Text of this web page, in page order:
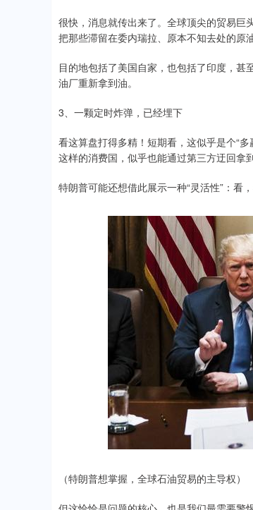
很快，消息就传出来了。全球顶尖的贸易巨
把那些滞留在委内瑞拉、原本不知去处的原
目的地包括了美国自家，也包括了印度，
油厂重新拿到油。
3、一颗定时炸弹，已经埋下
看这算盘打得多精！短期看，这似乎是个“
这样的消费国，似乎也能通过第三方迂回拿
特朗普可能还想借此展示一种“灵活性”：看
（特朗普想掌握，全球石油贸易的主导权）